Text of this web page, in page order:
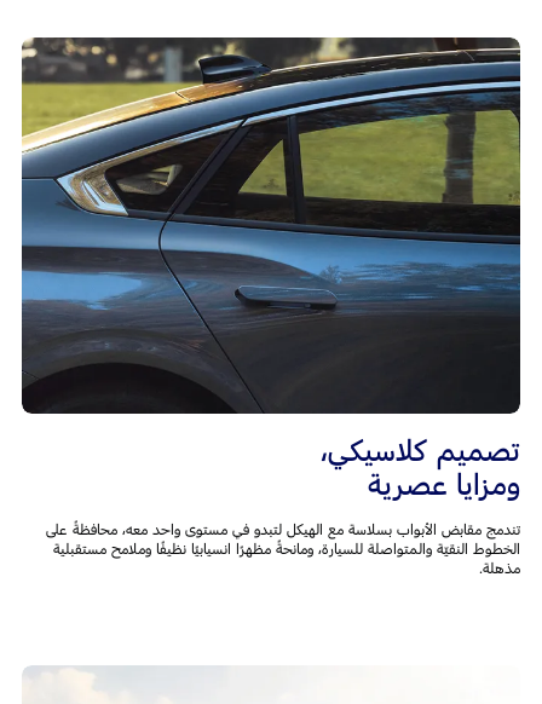
تصميم كلاسيكي،
ومزايا عصرية
تندمج مقابض الأبواب بسلاسة مع الهيكل لتبدو في مستوى واحد معه، محافظةً على
الخطوط النقيّة والمتواصلة للسيارة، ومانحةً مظهرًا انسيابيًا نظيفًا وملامح مستقبلية
مذهلة.